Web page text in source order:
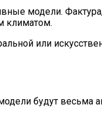
модели.
климатом.
или
будут весьма